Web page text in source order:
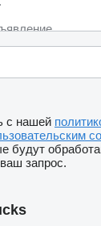
с нашей
будут
запрос.